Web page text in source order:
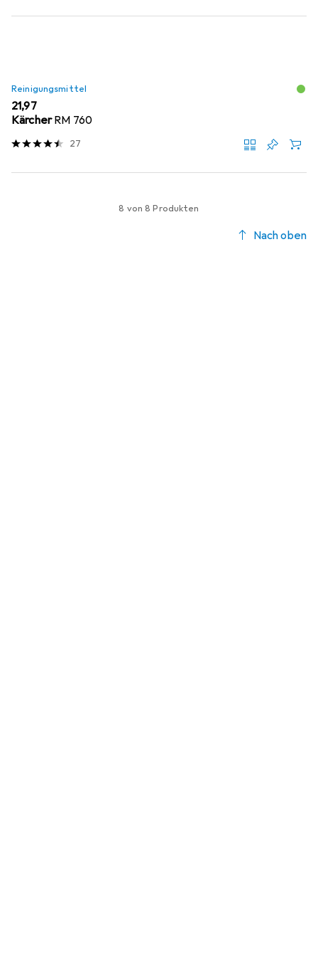
Reinigungsmittel
EUR
21,97
KärcherRM 760
27
8 von 8 Produkten
Nach oben